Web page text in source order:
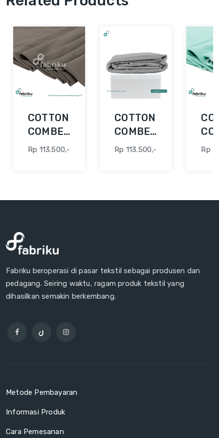
COTTON
COMBED
30S 42"
Rp 113.500,-
COTTON
COMBED
30S 42"
Rp 113.500,- Rp
Fabriku beroperasi di pasar tekstil sebagai produsen dan
pedagang. Seiring waktu, ragam produk tekstil yang
dihasilkan semakin berkembang.
Metode Pembayaran
Informasi Produk
Cara Pemesanan